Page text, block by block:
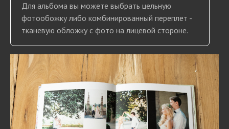
Для альбома вы можете выбрать цельную
фотообожку либо комбинированный переплет -
тканевую обложку с фото на лицевой стороне.